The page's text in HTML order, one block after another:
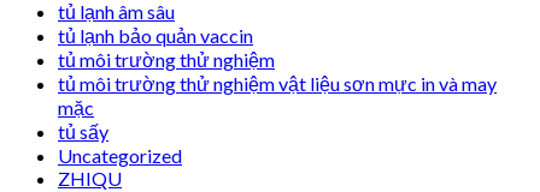
tủ lạnh âm sâu
tủ lạnh bảo quản vaccin
tủ môi trường thử nghiệm
tủ môi trường thử nghiệm vật liệu sơn mực in và may
mặc
tủ sấy
Uncategorized
ZHIQU